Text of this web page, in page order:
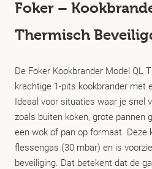
Foker –
Thermisch
De Foker Kookbrander Model QL
krachtige 1-pits kookbrander met
Ideaal voor situaties waar je snel
zoals buiten koken, grote pannen
een wok of pan op formaat. Deze
flessengas (30 mbar) en is
beveiliging. Dat betekent dat de